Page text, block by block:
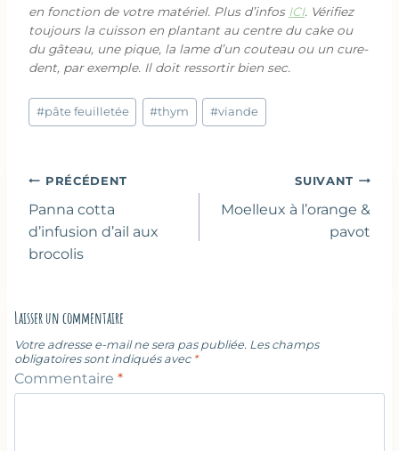
en fonction de votre matériel. Plus d’infos ICI. Vérifiez
toujours la cuisson en plantant au centre du cake ou
du gâteau, une pique, la lame d’un couteau ou un cure-
dent, par exemple. Il doit ressortir bien sec.
Étiquettes
de
#pâte feuilletée #thym #viande
Navigation
de
l’article
PRÉCÉDENT
Panna cotta
d’infusion d’ail aux
brocolis
SUIVANT
Moelleux à l’orange &
pavot
Laisser un commentaire
Votre adresse e-mail ne sera pas publiée. Les champs
obligatoires sont indiqués avec *
Commentaire *